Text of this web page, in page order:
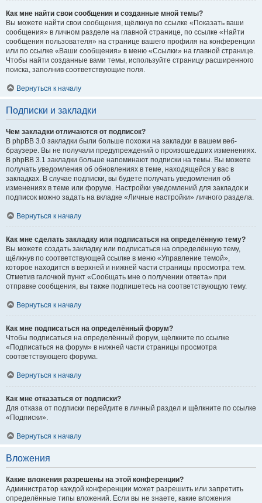
Как мне найти свои сообщения и созданные мной темы?
Вы можете найти свои сообщения, щёлкнув по ссылке «Показать ваши
сообщения» в личном разделе на главной странице, по ссылке «Найти
сообщения пользователя» на странице вашего профиля на конференции
или по ссылке «Ваши сообщения» в меню «Ссылки» на главной странице.
Чтобы найти созданные вами темы, используйте страницу расширенного
поиска, заполнив соответствующие поля.
Вернуться к началу
Подписки и закладки
Чем закладки отличаются от подписок?
В phpBB 3.0 закладки были больше похожи на закладки в вашем веб-
браузере. Вы не получали предупреждений о произошедших изменениях.
В phpBB 3.1 закладки больше напоминают подписки на темы. Вы можете
получать уведомления об обновлениях в теме, находящейся у вас в
закладках. В случае подписки, вы будете получать уведомления об
изменениях в теме или форуме. Настройки уведомлений для закладок и
подписок можно задать на вкладке «Личные настройки» личного раздела.
Вернуться к началу
Как мне сделать закладку или подписаться на определённую тему?
Вы можете создать закладку или подписаться на определённую тему,
щёлкнув по соответствующей ссылке в меню «Управление темой»,
которое находится в верхней и нижней части страницы просмотра тем.
Отметив галочкой пункт «Сообщать мне о получении ответа» при
отправке сообщения, вы также подпишетесь на соответствующую тему.
Вернуться к началу
Как мне подписаться на определённый форум?
Чтобы подписаться на определённый форум, щёлкните по ссылке
«Подписаться на форум» в нижней части страницы просмотра
соответствующего форума.
Вернуться к началу
Как мне отказаться от подписки?
Для отказа от подписки перейдите в личный раздел и щёлкните по ссылке
«Подписки».
Вернуться к началу
Вложения
Какие вложения разрешены на этой конференции?
Администратор каждой конференции может разрешить или запретить
определённые типы вложений. Если вы не знаете, какие вложения